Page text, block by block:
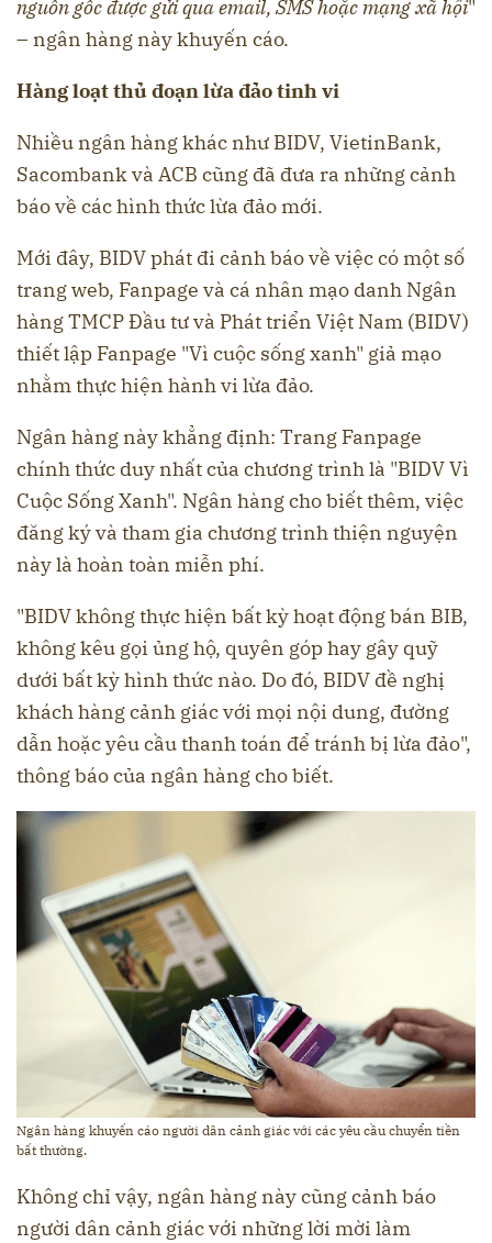
nguồn gốc được gửi qua email, SMS hoặc mạng xã hội"
– ngân hàng này khuyến cáo.
Hàng loạt thủ đoạn lừa đảo tinh vi
Nhiều ngân hàng khác như BIDV, VietinBank,
Sacombank và ACB cũng đã đưa ra những cảnh
báo về các hình thức lừa đảo mới.
Mới đây, BIDV phát đi cảnh báo về việc có một số
trang web, Fanpage và cá nhân mạo danh Ngân
hàng TMCP Đầu tư và Phát triển Việt Nam (BIDV)
thiết lập Fanpage "Vì cuộc sống xanh" giả mạo
nhằm thực hiện hành vi lừa đảo.
Ngân hàng này khẳng định: Trang Fanpage
chính thức duy nhất của chương trình là "BIDV Vì
Cuộc Sống Xanh". Ngân hàng cho biết thêm, việc
đăng ký và tham gia chương trình thiện nguyện
này là hoàn toàn miễn phí.
"BIDV không thực hiện bất kỳ hoạt động bán BIB,
không kêu gọi ủng hộ, quyên góp hay gây quỹ
dưới bất kỳ hình thức nào. Do đó, BIDV đề nghị
khách hàng cảnh giác với mọi nội dung, đường
dẫn hoặc yêu cầu thanh toán để tránh bị lừa đảo",
thông báo của ngân hàng cho biết.
Ngân hàng khuyến cáo người dân cảnh giác với các yêu cầu chuyển tiền
bất thường.
Không chỉ vậy, ngân hàng này cũng cảnh báo
người dân cảnh giác với những lời mời làm